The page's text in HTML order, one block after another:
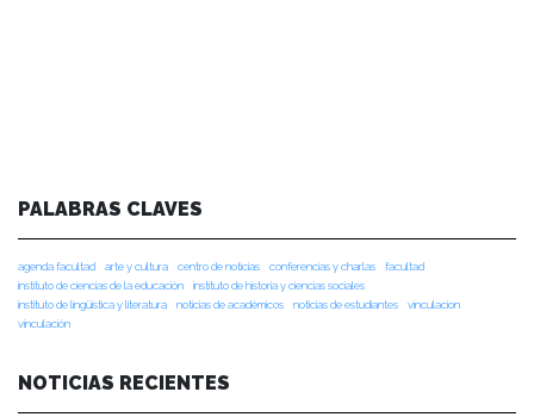
PALABRAS CLAVES
agenda facultad arte y cultura centro de noticias conferencias y charlas
facultad
instituto de ciencias de la educación
instituto de historia y ciencias sociales
instituto de lingüística y literatura
noticias de académicos noticias de estudiantes
vinculacion
vinculación
NOTICIAS RECIENTES